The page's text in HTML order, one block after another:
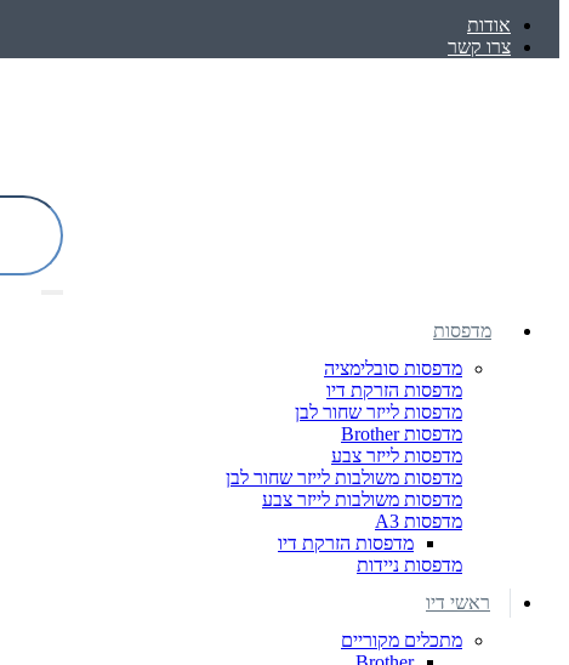
אודות
צרו קשר
מדפסות
מדפסות סובלימציה
מדפסות הזרקת דיו
מדפסות לייזר שחור לבן
מדפסות Brother
מדפסות לייזר צבע
מדפסות משולבות לייזר שחור לבן
מדפסות משולבות לייזר צבע
מדפסות A3
מדפסות הזרקת דיו
מדפסות ניידות
ראשי דיו
מתכלים מקוריים